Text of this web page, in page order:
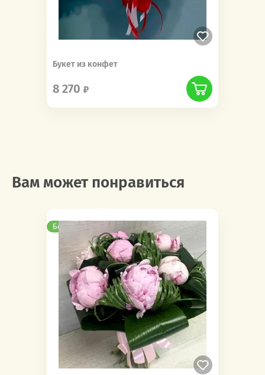
Букет из конфет
8 270
Вам может понравиться
Бесплатная доставка